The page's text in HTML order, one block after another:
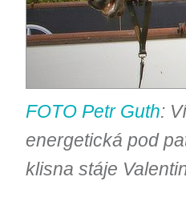
FOTO Petr Guth:
energetická pod
klisna stáje